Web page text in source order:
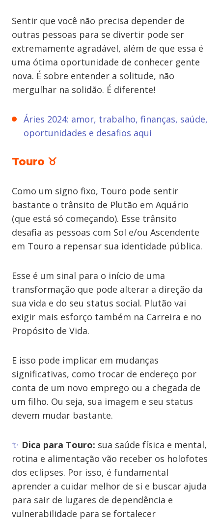
Sentir que você não precisa depender de
outras pessoas para se divertir pode ser
extremamente agradável, além de que essa é
uma ótima oportunidade de conhecer gente
nova. É sobre entender a solitude, não
mergulhar na solidão. É diferente!
Áries 2024: amor, trabalho, finanças, saúde,
oportunidades e desafios aqui
Touro ♉
Como um signo fixo, Touro pode sentir
bastante o trânsito de Plutão em Aquário
(que está só começando). Esse trânsito
desafia as pessoas com Sol e/ou Ascendente
em Touro a repensar sua identidade pública.
Esse é um sinal para o início de uma
transformação que pode alterar a direção da
sua vida e do seu status social. Plutão vai
exigir mais esforço também na Carreira e no
Propósito de Vida.
E isso pode implicar em mudanças
significativas, como trocar de endereço por
conta de um novo emprego ou a chegada de
um filho. Ou seja, sua imagem e seu status
devem mudar bastante.
✨ Dica para Touro: sua saúde física e mental,
rotina e alimentação vão receber os holofotes
dos eclipses. Por isso, é fundamental
aprender a cuidar melhor de si e buscar ajuda
para sair de lugares de dependência e
vulnerabilidade para se fortalecer